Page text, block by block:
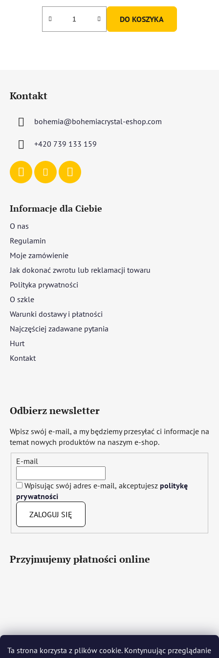
Ta strona korzysta z plików cookie. Kontynuując przeglądanie
DO KOSZYKA
Kontakt
bohemia@bohemiacrystal-eshop.com
+420 739 133 159
Informacje dla Ciebie
O nas
Regulamin
Moje zamówienie
Jak dokonać zwrotu lub reklamacji towaru
Polityka prywatności
O szkle
Warunki dostawy i płatności
Najczęściej zadawane pytania
Hurt
Kontakt
Odbierz newsletter
Wpisz swój e-mail, a my będziemy przesyłać ci informacje na
temat nowych produktów na naszym e-shop.
E-mail
Wpisując swój adres e-mail, akceptujesz politykę
prywatności
ZALOGUJ SIĘ
Przyjmujemy płatności online
Język polski Română Italiano Español
Français